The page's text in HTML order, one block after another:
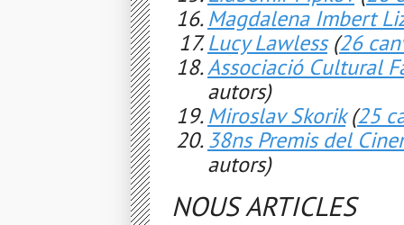
Magdalena Imbert
Lucy Lawless (26
Associació Cultural
autors)
Miroslav Skorik (25
38ns Premis del
autors)
NOUS ARTICLES